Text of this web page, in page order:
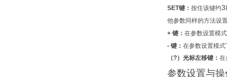
SET键： 按住该键约3
他参数同样的方法设
+ 键： 在参数设置模
- 键： 在参数设置模
（?）光标左移键： 在
参数设置与操